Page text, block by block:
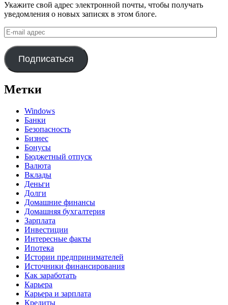
Укажите свой адрес электронной почты, чтобы получать
уведомления о новых записях в этом блоге.
E-
mail
адрес
Подписаться
Метки
Windows
Банки
Безопасность
Бизнес
Бонусы
Бюджетный отпуск
Валюта
Вклады
Деньги
Долги
Домашние финансы
Домашняя бухгалтерия
Зарплата
Инвестиции
Интересные факты
Ипотека
Истории предпринимателей
Источники финансирования
Как заработать
Карьера
Карьера и зарплата
Кредиты